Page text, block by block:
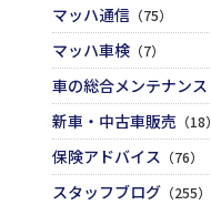
マッハ通信 （75）
マッハ車検（7）
車の総合メンテナンス
新車・中古車販売 （18）
保険アドバイス （76）
スタッフブログ（255）